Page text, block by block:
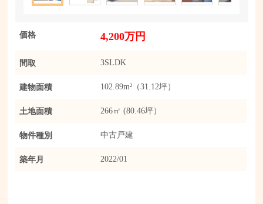
価格 4,200万円
間取 3SLDK
建物面積 102.89m²（31.12坪）
土地面積 266㎡ (80.46坪）
物件種別 中古戸建
築年月 2022/01